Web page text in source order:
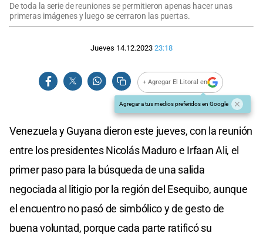
De toda la serie de reuniones se permitieron apenas hacer unas
primeras imágenes y luego se cerraron las puertas.
Jueves 14.12.2023 23:18
+ Agregar El Litoral en
Agregar a tus medios preferidos en Google
Venezuela y Guyana dieron este jueves, con la reunión
entre los presidentes Nicolás Maduro e Irfaan Ali, el
primer paso para la búsqueda de una salida
negociada al litigio por la región del Esequibo, aunque
el encuentro no pasó de simbólico y de gesto de
buena voluntad, porque cada parte ratificó su